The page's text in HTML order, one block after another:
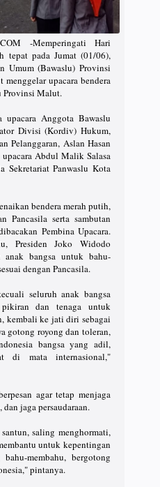
-Memperingati Hari
tepat pada Jumat (01/06),
Umum (Bawaslu) Provinsi
upacara bendera
Provinsi Malut.
upacara Anggota Bawaslu
Divisi (Kordiv) Hukum,
Pelanggaran, Aslan Hasan
Abdul Malik Salasa
Sekretariat Panwaslu Kota
bendera merah putih,
Pancasila serta sambutan
Pembina Upacara.
Presiden Joko Widodo
anak bangsa untuk bahu-
dengan Pancasila.
seluruh anak bangsa
dan tenaga untuk
kembali ke jati diri sebagai
gotong royong dan toleran,
bangsa yang adil,
di mata internasional,"
agar tetap menjaga
jaga persaudaraan.
saling menghormati,
untuk kepentingan
membahu, bergotong
pintanya.